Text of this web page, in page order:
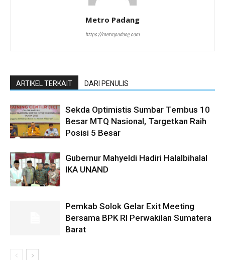
Metro Padang
https://metropadang.com
ARTIKEL TERKAIT DARI PENULIS
Sekda Optimistis Sumbar Tembus 10
Besar MTQ Nasional, Targetkan Raih
Posisi 5 Besar
Gubernur Mahyeldi Hadiri Halalbihalal
IKA UNAND
Pemkab Solok Gelar Exit Meeting
Bersama BPK RI Perwakilan Sumatera
Barat